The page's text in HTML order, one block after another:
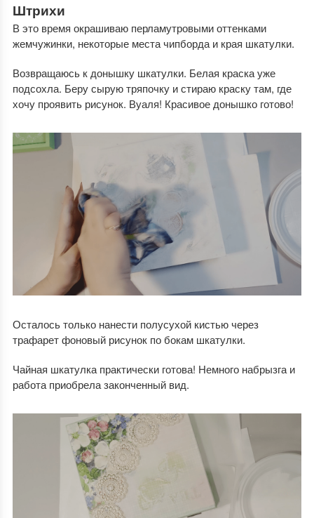
Штрихи
В это время окрашиваю перламутровыми оттенками
жемчужинки, некоторые места чипборда и края шкатулки.
Возвращаюсь к донышку шкатулки. Белая краска уже
подсохла. Беру сырую тряпочку и стираю краску там, где
хочу проявить рисунок. Вуаля! Красивое донышко готово!
Осталось только нанести полусухой кистью через
трафарет фоновый рисунок по бокам шкатулки.
Чайная шкатулка практически готова! Немного набрызга и
работа приобрела законченный вид.